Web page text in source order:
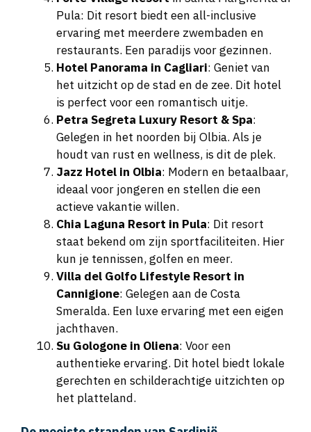
Pula: Dit resort biedt een all-inclusive
ervaring met meerdere zwembaden en
restaurants. Een paradijs voor gezinnen.
Hotel Panorama in Cagliari: Geniet van
het uitzicht op de stad en de zee. Dit hotel
is perfect voor een romantisch uitje.
Petra Segreta Luxury Resort & Spa:
Gelegen in het noorden bij Olbia. Als je
houdt van rust en wellness, is dit de plek.
Jazz Hotel in Olbia: Modern en betaalbaar,
ideaal voor jongeren en stellen die een
actieve vakantie willen.
Chia Laguna Resort in Pula: Dit resort
staat bekend om zijn sportfaciliteiten. Hier
kun je tennissen, golfen en meer.
Villa del Golfo Lifestyle Resort in
Cannigione: Gelegen aan de Costa
Smeralda. Een luxe ervaring met een eigen
jachthaven.
Su Gologone in Oliena: Voor een
authentieke ervaring. Dit hotel biedt lokale
gerechten en schilderachtige uitzichten op
het platteland.